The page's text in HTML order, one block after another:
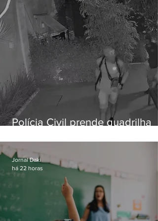
Polícia Civil prende quadrilha
residências de luxo no Rio
Jornal Daki
há 22 horas